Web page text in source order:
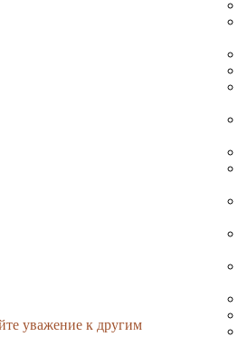
уважение к другим